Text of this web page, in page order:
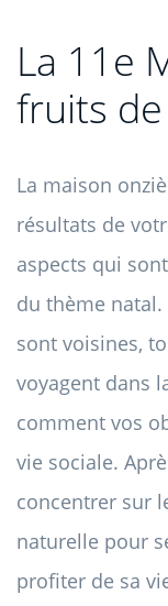
La 11e
fruits
La maison
résultats de
aspects qui
du thème natal.
sont voisines,
voyagent dans
comment vos
vie sociale.
concentrer sur
naturelle pour
profiter de sa